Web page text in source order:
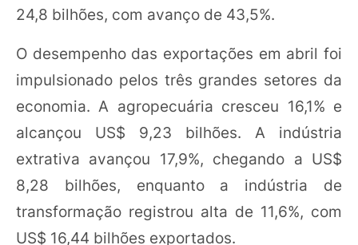
24,8 bilhões, com avanço de 43,5%.
O desempenho das exportações em abril foi
impulsionado pelos três grandes setores da
economia. A agropecuária cresceu 16,1% e
alcançou US$ 9,23 bilhões. A indústria
extrativa avançou 17,9%, chegando a US$
8,28 bilhões, enquanto a indústria de
transformação registrou alta de 11,6%, com
US$ 16,44 bilhões exportados.